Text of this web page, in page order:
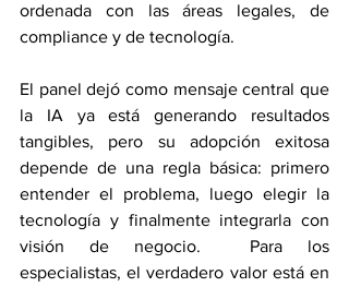
ordenada con las áreas legales, de
compliance y de tecnología.
El panel dejó como mensaje central que
la IA ya está generando resultados
tangibles, pero su adopción exitosa
depende de una regla básica: primero
entender el problema, luego elegir la
tecnología y finalmente integrarla con
visión de negocio.  Para los
especialistas, el verdadero valor está en